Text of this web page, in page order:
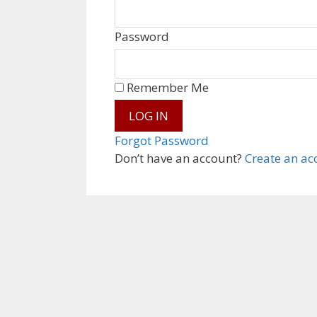
Password
Don’t have an account? Create an
Remember Me
Forgot Password